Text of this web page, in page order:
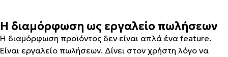
Η διαμόρφωση ως εργαλείο πωλήσεων
Η διαμόρφωση προϊόντος δεν είναι απλά ένα feature.
Είναι εργαλείο πωλήσεων. Δίνει στον χρήστη λόγο να